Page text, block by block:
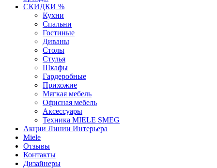
СКИДКИ %
Кухни
Спальни
Гостиные
Диваны
Столы
Стулья
Шкафы
Гардеробные
Прихожие
Мягкая мебель
Офисная мебель
Аксессуары
Техника MIELE SMEG
Акции Линии Интерьера
Miele
Отзывы
Контакты
Дизайнеры